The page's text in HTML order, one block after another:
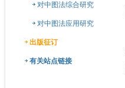
对中图法综合研究
对中图法应用研究
出版征订
有关站点链接